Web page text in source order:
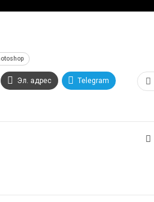
Эл. адрес Telegram